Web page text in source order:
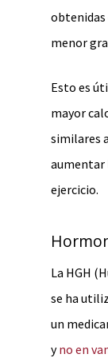
obtenidas
menor
Esto es
mayor
similares
aumentar
ejercicio.
La HGH
se ha
un
yno en